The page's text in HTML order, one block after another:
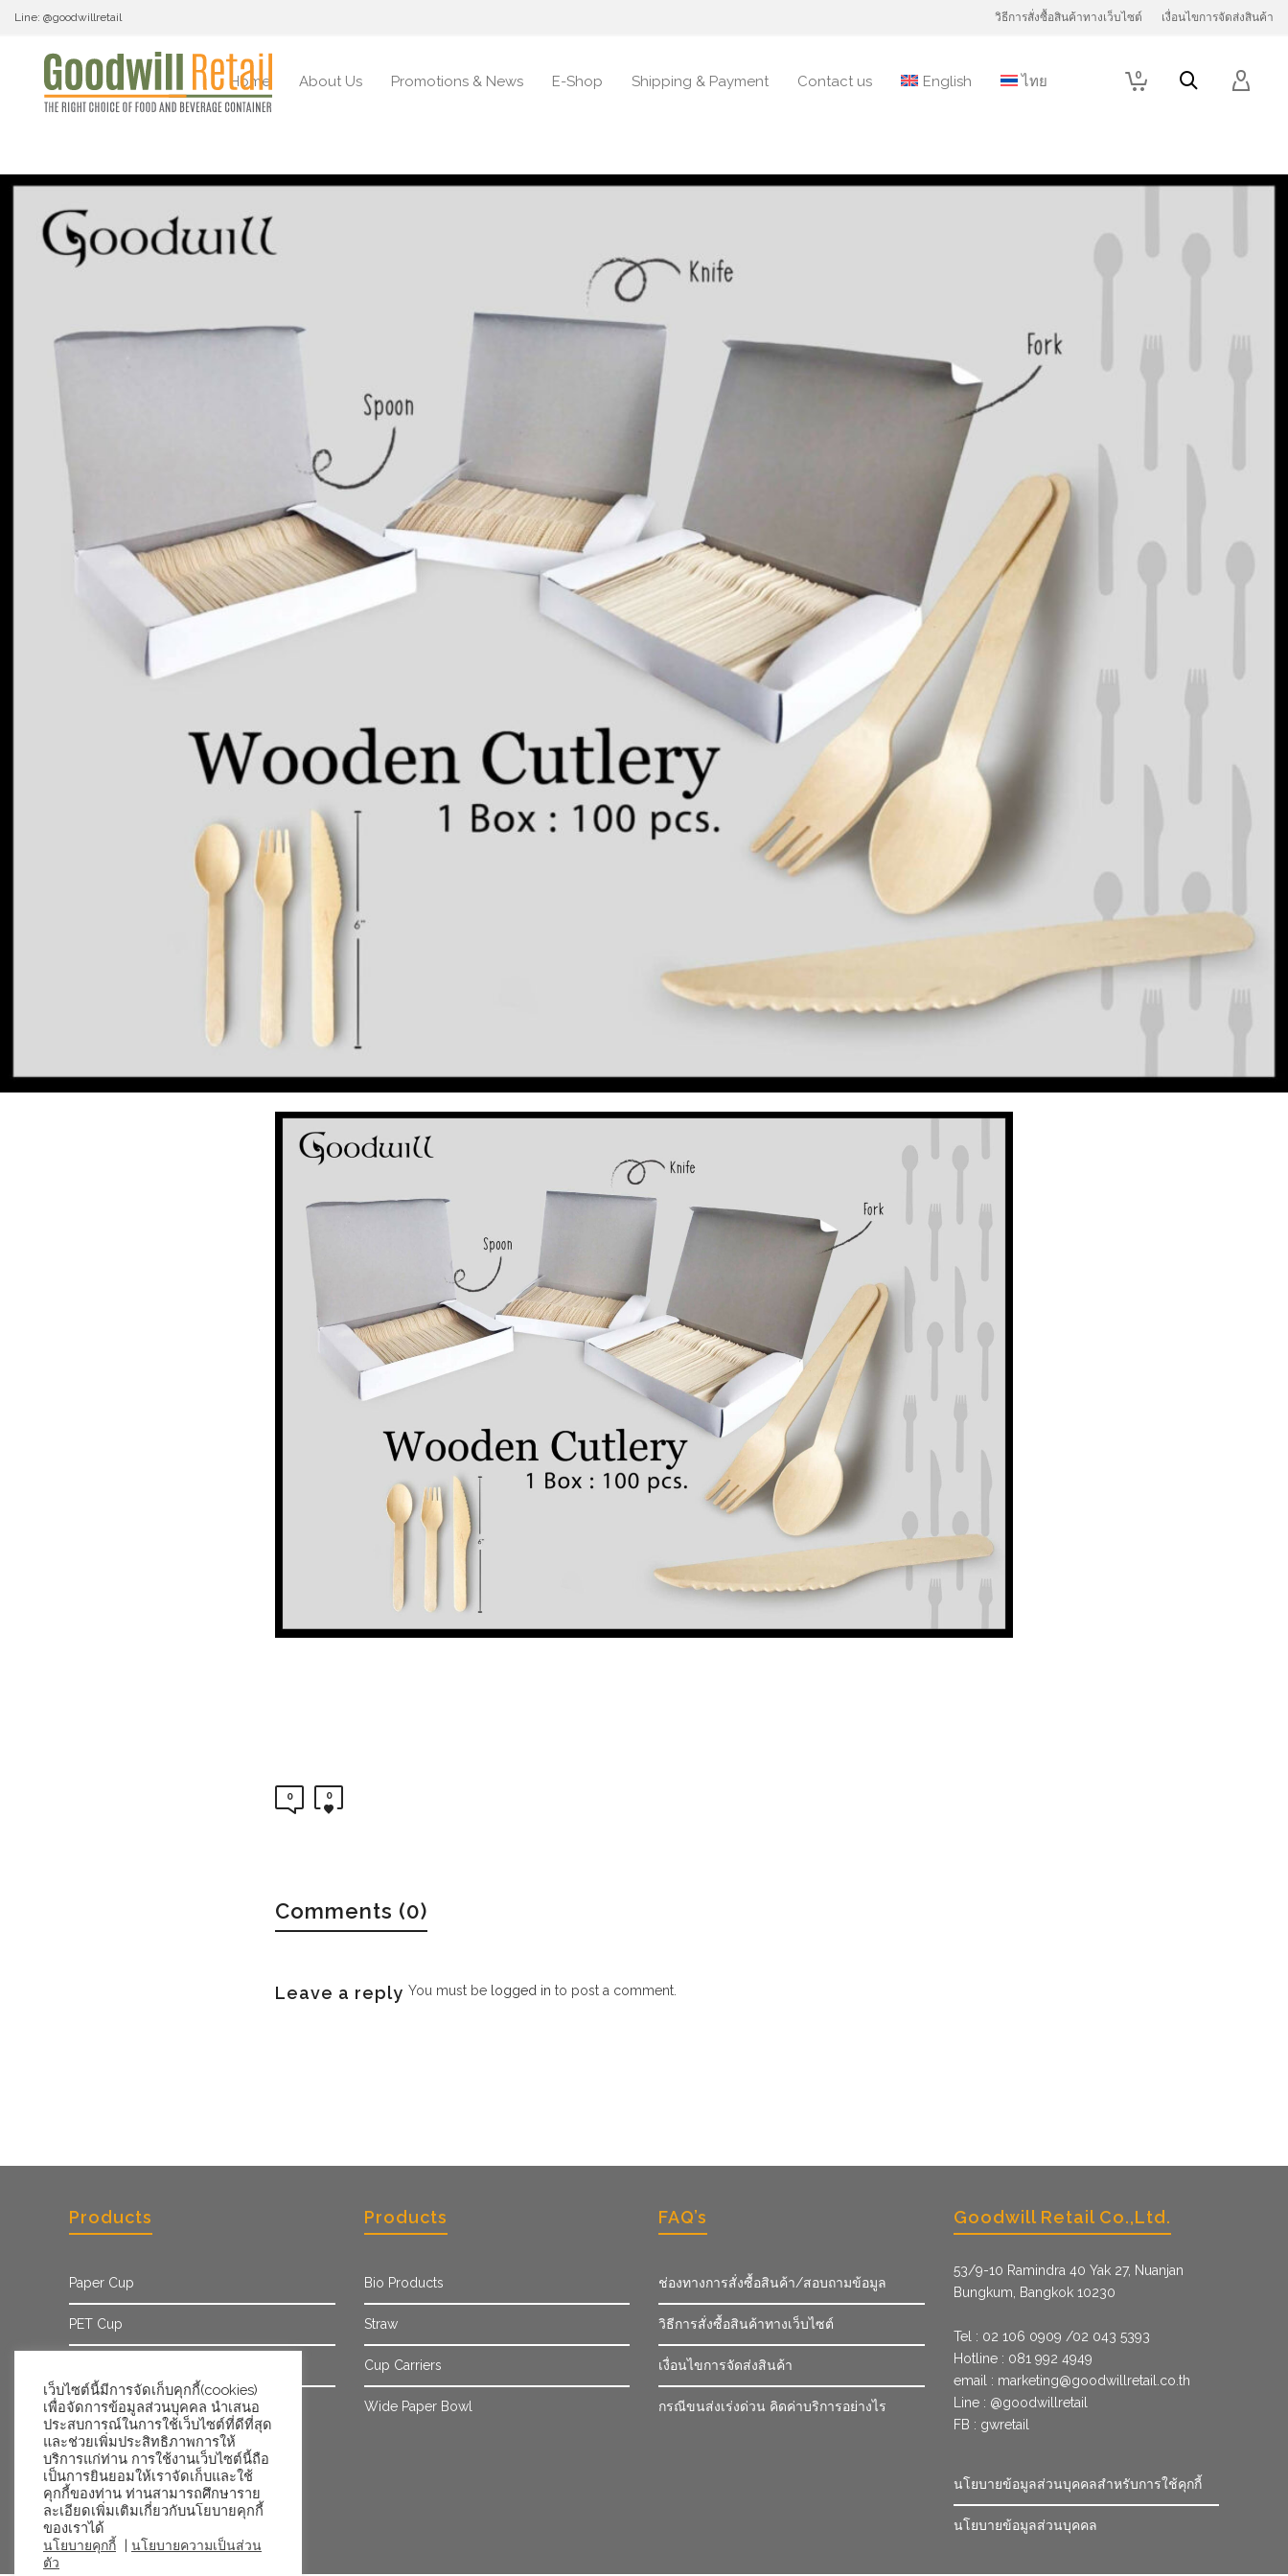
Line: @goodwillretail วิธีการสั่งซื้อสินค้าทางเว็บไซต์ เงื่อนไขการจัดส่งสินค้า
Home About Us Promotions & News E-Shop Shipping & Payment Contact us English ไทย 0
0 0
Comments (0)
Leave a reply You must be logged in to post a comment.
Products
Paper Cup
PET Cup
Ice Cream Cup/Tub
Products
Bio Products
Straw
Cup Carriers
Wide Paper Bowl
FAQ’s
ช่องทางการสั่งซื้อสินค้า/สอบถามข้อมูล
วิธีการสั่งซื้อสินค้าทางเว็บไซต์
เงื่อนไขการจัดส่งสินค้า
กรณีขนส่งเร่งด่วน คิดค่าบริการอย่างไร
Goodwill Retail Co.,Ltd.
53/9­-10 Ramindra 40 Yak 27, Nuanjan
Bungkum, Bangkok 10230
Tel : 02 106 0909 /02 043 5393
Hotline : 081 992 4949
email : marketing@goodwillretail.co.th
Line : @goodwillretail
FB : gwretail
นโยบายข้อมูลส่วนบุคคลสำหรับการใช้คุกกี้
นโยบายข้อมูลส่วนบุคคล
เว็บไซต์นี้มีการจัดเก็บคุกกี้(cookies)
เพื่อจัดการข้อมูลส่วนบุคคล นำเสนอ
ประสบการณ์ในการใช้เว็บไซต์ที่ดีที่สุด
และช่วยเพิ่มประสิทธิภาพการให้
บริการแก่ท่าน การใช้งานเว็บไซต์นี้ถือ
เป็นการยินยอมให้เราจัดเก็บและใช้
คุกกี้ของท่าน ท่านสามารถศึกษาราย
ละเอียดเพิ่มเติมเกี่ยวกับนโยบายคุกกี้
ของเราได้
นโยบายคุกกี้ | นโยบายความเป็นส่วน
ตัว